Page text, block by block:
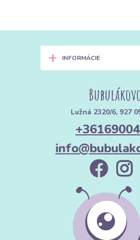
+ INFORMÁCIE
Lužná 2320/6, 927